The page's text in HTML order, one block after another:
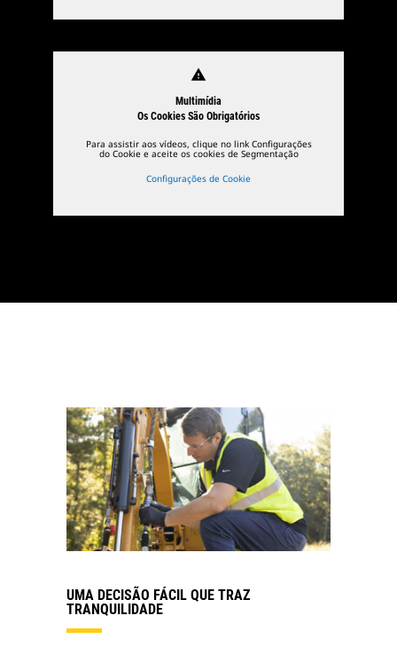
warning
Multimídia
Os Cookies São Obrigatórios
Para assistir aos vídeos, clique no link Configurações
do Cookie e aceite os cookies de Segmentação
Configurações de Cookie
UMA DECISÃO FÁCIL QUE TRAZ
TRANQUILIDADE